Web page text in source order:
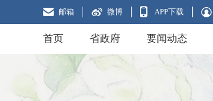
邮箱 微博 APP下载
首页 省政府 要闻动态